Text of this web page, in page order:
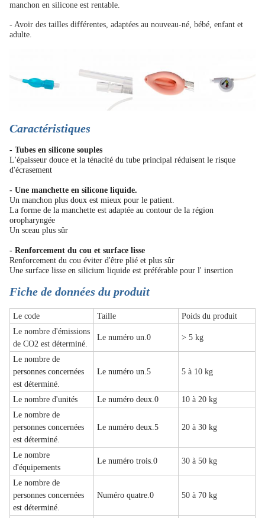
manchon en silicone est rentable.
- Avoir des tailles différentes, adaptées au nouveau-né, bébé, enfant et
adulte.
Caractéristiques
- Tubes en silicone souples
L'épaisseur douce et la ténacité du tube principal réduisent le risque
d'écrasement
- Une manchette en silicone liquide.
Un manchon plus doux est mieux pour le patient.
La forme de la manchette est adaptée au contour de la région
oropharyngée
Un sceau plus sûr
- Renforcement du cou et surface lisse
Renforcement du cou éviter d'être plié et plus sûr
Une surface lisse en silicium liquide est préférable pour l' insertion
Fiche de données du produit
Le code Taille
Poids du produit
Le nombre d'émissions
de CO2 est déterminé.
Le numéro un.0 > 5 kg
Le nombre de
personnes concernées
est déterminé.
Le numéro un.5 5 à 10 kg
Le nombre d'unités Le numéro deux.0
10 à 20 kg
Le nombre de
personnes concernées
est déterminé.
Le numéro deux.5 20 à 30 kg
Le nombre
d'équipements
Le numéro trois.0 30 à 50 kg
Le nombre de
personnes concernées
est déterminé.
Numéro quatre.0 50 à 70 kg